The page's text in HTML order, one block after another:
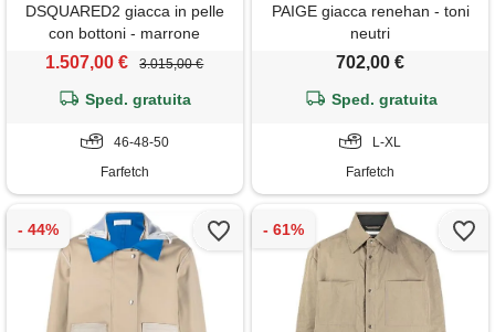
DSQUARED2 giacca in pelle
con bottoni - marrone
1.507,00 € 3.015,00 €
Sped. gratuita
46-48-50
Farfetch
PAIGE giacca renehan - toni
neutri
702,00 €
Sped. gratuita
L-XL
Farfetch